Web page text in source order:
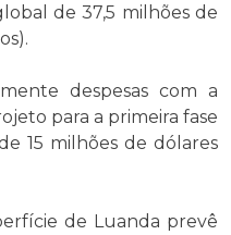
de 37,5 milhões de
despesas com a
para a primeira fase
15 milhões de dólares
de Luanda prevê